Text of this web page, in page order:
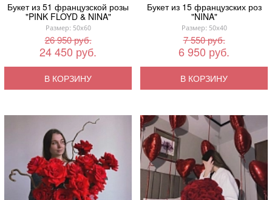
Букет из 51 французской розы
"PINK FLOYD & NINA"
Размер: 50x60
26 950 руб.
24 450 руб.
В КОРЗИНУ
Букет из 15 французских роз
"NINA"
Размер: 50x40
7 550 руб.
6 950 руб.
В КОРЗИНУ